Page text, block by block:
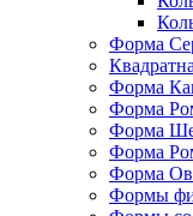
Форма
Форма
Форма
Форма
Форма
Форма
Формы